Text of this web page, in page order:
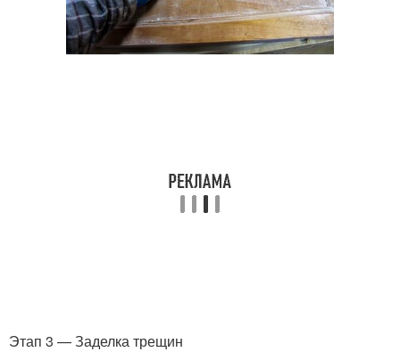
Этап 3 — Заделка трещин